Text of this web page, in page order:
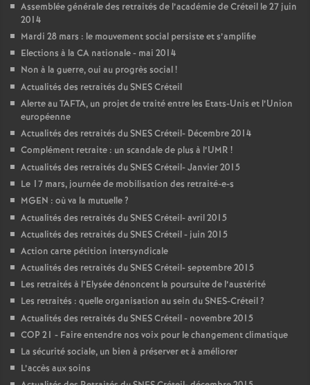
Assemblée générale des retraités de l’académie de Créteil le 27 juin
2014
Mardi 28 mars : le mouvement social persiste et s’amplifie
Elections à la CA nationale - mai 2014
Non à la guerre, oui au progrès social!
Actualités des retraités duSNESCréteil
Alerte auTAFTA, un projet de traité entre les Etats-Unis et l’Union
européenne
Actualités des retraités duSNESCréteil- Décembre 2014
Complément retraite : un scandale de plus à l’UMR !
Actualités des retraités duSNESCréteil- Janvier 2015
Le 17 mars, journée de mobilisation des retraité-e-s
MGEN : où va la mutuelle?
Actualités des retraités duSNESCréteil- avril 2015
Actualités des retraités duSNESCréteil - juin 2015
Action carte pétition intersyndicale
Actualités des retraités duSNESCréteil- septembre 2015
Les retraités à l’Elysée dénoncent la poursuite de l’austérité
Les retraités : quelle organisation au sein duSNES-Créteil?
Actualités des retraités duSNESCréteil - novembre 2015
COP21 - Faire entendre nos voix pour le changement climatique
La sécurité sociale, un bien à préserver et à améliorer
L’accès aux soins